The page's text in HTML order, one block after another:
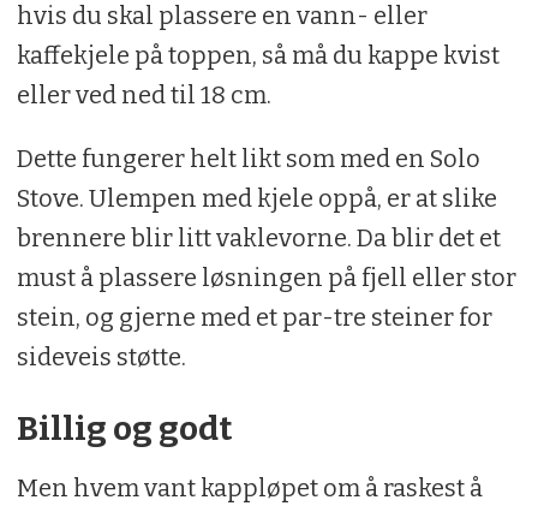
hvis du skal plassere en vann- eller
kaffekjele på toppen, så må du kappe kvist
eller ved ned til 18 cm.
Dette fungerer helt likt som med en Solo
Stove. Ulempen med kjele oppå, er at slike
brennere blir litt vaklevorne. Da blir det et
must å plassere løsningen på fjell eller stor
stein, og gjerne med et par-tre steiner for
sideveis støtte.
Billig og godt
Men hvem vant kappløpet om å raskest å